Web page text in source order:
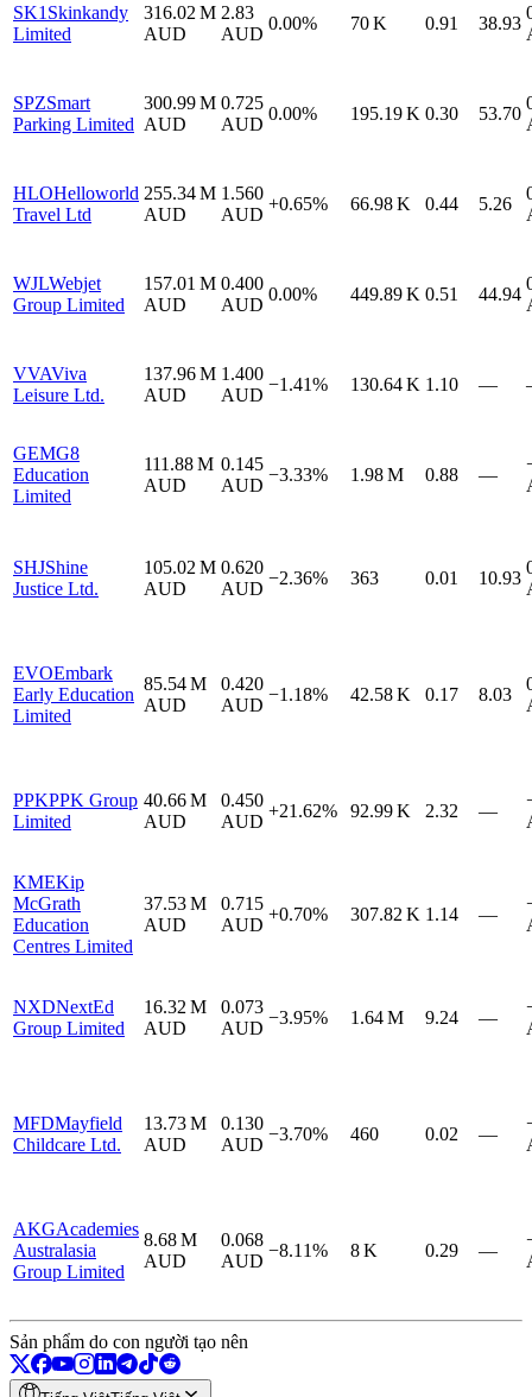
SK1 Skinkandy
Limited
316.02 M
AUD
2.83
AUD
0.00% 70 K 0.91 38.93
SPZSmart
Parking Limited
300.99 M
AUD
0.725
AUD
0.00% 195.19 K 0.30 53.70
HLOHelloworld
Travel Ltd
255.34 M
AUD
1.560
AUD
+0.65% 66.98 K 0.44 5.26
WJLWebjet
Group Limited
157.01 M
AUD
0.400
AUD
0.00% 449.89 K 0.51 44.94
VVAViva
Leisure Ltd.
137.96 M
AUD
1.400
AUD
−1.41% 130.64 K 1.10 —
GEMG8
Education
Limited
111.88 M
AUD
0.145
AUD
−3.33% 1.98 M 0.88 —
SHJShine
Justice Ltd.
105.02 M
AUD
0.620
AUD
−2.36% 363 0.01 10.93
EVOEmbark
Early Education
Limited
85.54 M
AUD
0.420
AUD
−1.18% 42.58 K 0.17 8.03
PPKPPK Group
Limited
40.66 M
AUD
0.450
AUD
+21.62% 92.99 K 2.32 —
KMEKip
McGrath
Education
Centres Limited
37.53 M
AUD
0.715
AUD
+0.70% 307.82 K 1.14 —
NXDNextEd
Group Limited
16.32 M
AUD
0.073
AUD
−3.95% 1.64 M 9.24 —
MFDMayfield
Childcare Ltd.
13.73 M
AUD
0.130
AUD
−3.70% 460 0.02 —
AKGAcademies
Australasia
Group Limited
8.68 M
AUD
0.068
AUD
−8.11% 8 K 0.29 —
Sản phẩm do con người tạo nên